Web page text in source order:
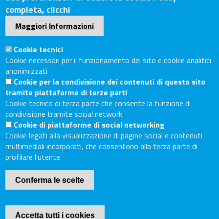
Sede Secondaria: Piazza Giacomo Matteotti, 30 - 53100
Siena
Tel. Sede Legale: 0575/3030
C.F./P.IVA: 02326130511
Codice Univoco UF6UWY
PECcciaa.arezzosiena@as.legalmail.camcom.it
Sito web
Accesso riservato
Linee guida pubblicazione di atti e documenti
Accessibilità
Mappa del sito
Piè
diInternet Privacy
completa, clicchi
Maggiori Informazioni
Cookie tecnici
Cookie necessari per il funzionamento del sito e cookie analitici
anonimizzati
Cookie per la condivisione dei contenuti di questo sito
tramite piattaforme di terze parti
Cookie tecnico di terza parte che consente la funzione di
condivisione tramite social network.
Cookie di piattaforme di social networking
Cookie legati alla visualizzazione di pagine social e contenuti
multimediali incorporati, che consentono alla terza parte di
profilare l'utente
Conferma le scelte
Accetta tutti i cookies